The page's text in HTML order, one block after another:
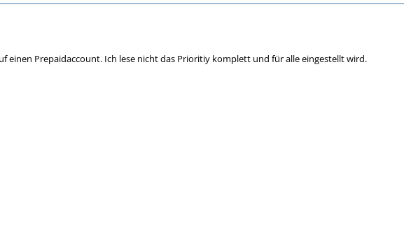
einen Prepaidaccount. Ich lese nicht das Prioritiy komplett und für alle eingestellt wird.